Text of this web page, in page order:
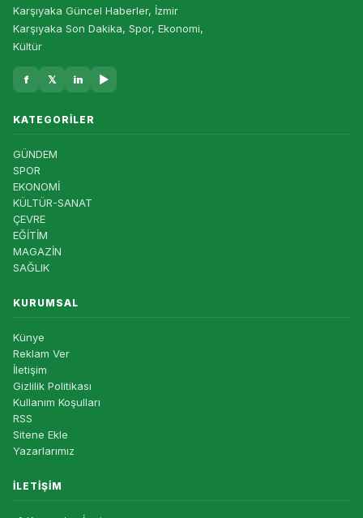
Karşıyaka Güncel Haberler, İzmir
Karşıyaka Son Dakika, Spor, Ekonomi,
Kültür
f 𝕏 in ▶
KATEGORILER
GÜNDEM
SPOR
EKONOMİ
KÜLTÜR-SANAT
ÇEVRE
EĞİTİM
MAGAZİN
SAĞLIK
KURUMSAL
Künye
Reklam Ver
İletişim
Gizlilik Politikası
Kullanım Koşulları
RSS
Sitene Ekle
Yazarlarımız
İLETIŞIM